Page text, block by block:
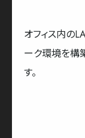
オフィス内の
ーク環境を構
す。